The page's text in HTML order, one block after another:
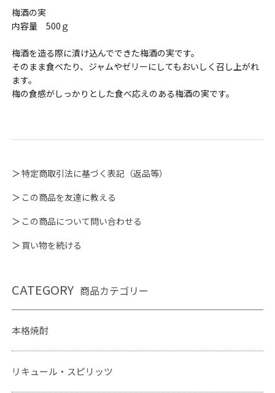
梅酒の実
内容量 500ｇ
梅酒を造る際に漬け込んでできた梅酒の実です。
そのまま食べたり、ジャムやゼリーにしてもおいしく召し上がれ
ます。
梅の食感がしっかりとした食べ応えのある梅酒の実です。
特定商取引法に基づく表記（返品等）
この商品を友達に教える
この商品について問い合わせる
買い物を続ける
CATEGORY 商品カテゴリー
本格焼酎
リキュール・スピリッツ